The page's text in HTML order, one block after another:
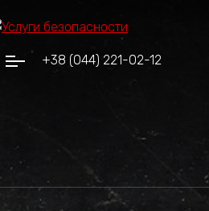
+38 (044) 221-02-12